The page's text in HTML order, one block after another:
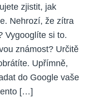
zjistit, jak
Nehrozí, že zítra
Vygooglíte si to.
známost? Určitě
Upřímně,
do Google vaše
[…]